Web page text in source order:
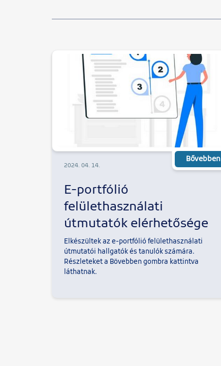
2024. 04. 14.
E-portfólió
felülethasználati
útmutatók elérhetősége
Elkészültek az e-portfólió felülethasználati
útmutatói hallgatók és tanulók számára.
Részleteket a Bövebben gombra kattintva
láthatnak.
Bővebben